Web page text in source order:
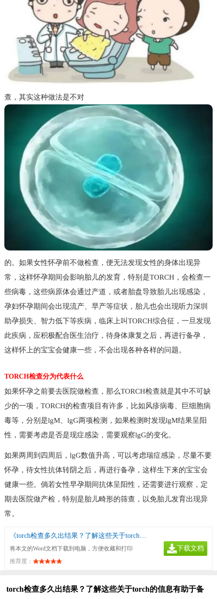
查，其实这种做法是不对
的。如果女性怀孕前不做检查，便无法发现女性的身体出现异
常，这样怀孕期间会影响胎儿的发育，特别是TORCH，会检查一
些病毒，这些病原体会通过产道，或者胎盘导致胎儿出现感染，
孕妇怀孕期间会出现流产、早产等症状，胎儿也会出现听力深圳
助孕损失、智力低下等疾病，临床上叫TORCH综合征，一旦发现
此疾病，应积极配合医生治疗，待身体康复之后，再进行备孕，
这样怀上的宝宝会健康一些，不会出现各种各样的问题。
TORCH检查分为代表什么
如果怀孕之前要去医院做检查，那么TORCH检查就是其中不可缺
少的一项，TORCH的检查项目有许多，比如风疹病毒、巨细胞病
毒等，分别是lgM、lgG两项检测，如果检测时发现lgM结果呈阳
性，需要考虑是否是现症感染，需要观察lgG的变化。
如果两周到四周后，lgG数值升高，可以考虑瑞症感染，尽量不要
怀孕，待女性抗体转阴之后，再进行备孕，这样生下来的宝宝会
健康一些。倘若女性早孕期间抗体呈阳性，还需要进行观察，定
期去医院做产检，特别是胎儿畸形的筛查，以免胎儿发育出现异
常。
《torch检查多久出结果？了解这些关于torch的信息有助于备孕》
将本文的Word文档下载到电脑，方便收藏和打印
推荐度：
下载文档
torch检查多久出结果？了解这些关于torch的信息有助于备